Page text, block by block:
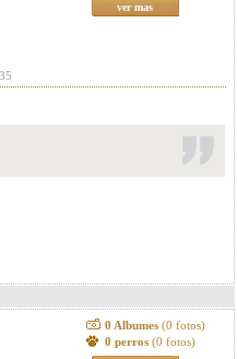
ver mas
0 Albumes (0 fotos)
0 perros (0 fotos)